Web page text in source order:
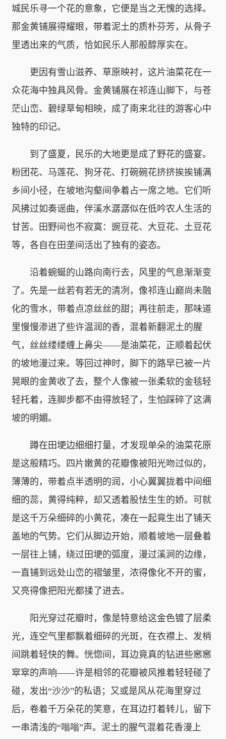
城民乐寻一个花的意象，它便是当之无愧的选择。
那金黄铺展得耀眼，带着泥土的质朴芬芳，从骨子
里透出来的气质，恰如民乐人那般醇厚实在。
更因有雪山滋养、草原映衬，这片油菜花在一
众花海中独具风骨。金黄铺展在祁连山脚下，与苍
茫山峦、碧绿草甸相映，成了南来北往的游客心中
独特的印记。
到了盛夏，民乐的大地更是成了野花的盛宴。
粉团花、马莲花、狗牙花、打碗碗花挤挤挨挨铺满
乡间小径，在坡地沟壑间争着占一席之地。它们听
风拂过如奏谣曲，伴溪水潺潺似在低吟农人生活的
甘苦。田野间也不寂寞：豌豆花、大豆花、土豆花
等，各自在田垄间活出了独有的姿态。
沿着蜿蜒的山路向南行去，风里的气息渐渐变
了。先是一丝若有若无的清冽，像祁连山巅尚未融
化的雪水，带着点凉丝丝的甜；再往前走，那味道
里慢慢渗进了些许温润的香，混着新翻泥土的腥
气，丝丝缕缕缠上鼻尖——是油菜花，正顺着起伏
的坡地漫过来。等回过神时，脚下的路早已被一片
晃眼的金黄收了去，整个人像被一张柔软的金毯轻
轻托着，连脚步都不由得放轻了，生怕踩碎了这满
坡的明媚。
蹲在田埂边细细打量，才发现单朵的油菜花原
是这般精巧。四片嫩黄的花瓣像被阳光吻过似的，
薄薄的，带着点半透明的润，小心翼翼拢着中间细
细的蕊，黄得纯粹，却又透着股怯生生的娇。可就
是这千万朵细碎的小黄花，凑在一起竟生出了铺天
盖地的气势。它们从脚边开始，顺着坡地一层叠着
一层往上铺，绕过田埂的弧度，漫过溪涧的边缘，
一直铺到远处山峦的褶皱里，浓得像化不开的蜜，
又亮得像把阳光都揉了进去。
阳光穿过花瓣时，像是特意给这金色镀了层柔
光，连空气里都飘着细碎的光斑，在衣襟上、发梢
间跳着轻快的舞。恍惚间，耳边竟真的钻进些窸窸
窣窣的声响——许是相邻的花瓣被风推着轻轻碰了
碰，发出“沙沙”的私语；又或是风从花海里穿过
后，卷着千万朵花的笑意，在耳边打着转儿，留下
一串清浅的“嗡嗡”声。泥土的腥气混着花香漫上